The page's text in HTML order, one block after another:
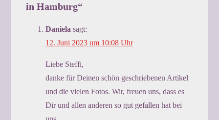
in Hamburg“
Daniela sagt:
12. Juni 2023 um 10:08 Uhr
Liebe Steffi,
danke für Deinen schön geschriebenen Artikel
und die vielen Fotos. Wir, freuen uns, dass es
Dir und allen anderen so gut gefallen hat bei